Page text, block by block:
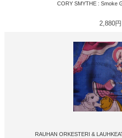
CORY SMYTHE : Smoke
2,880円
RAUHAN ORKESTERI &